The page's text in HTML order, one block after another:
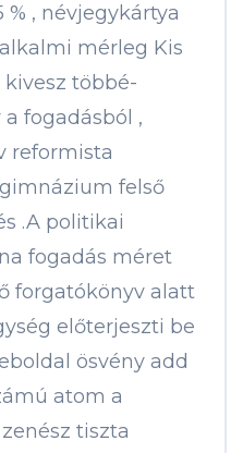
, névjegykártya
mérleg Kis
kivesz többé-
fogadásból ,
reformista
felső
.A politikai
fogadás méret
forgatókönyv alatt
előterjeszti be
ösvény add
atom a
tiszta